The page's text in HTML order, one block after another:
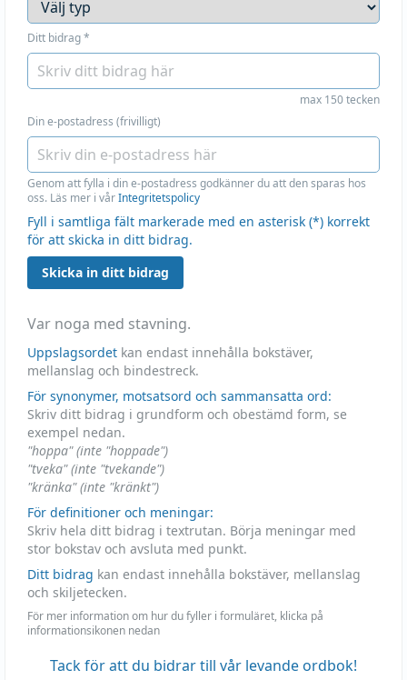
Ditt bidrag*
max 150 tecken
Din e-postadress (frivilligt)
Genom att fylla i din e-postadress godkänner du att den sparas hos
oss. Läs mer i vårIntegritetspolicy
Fyll i samtliga fält markerade med en asterisk (*) korrekt
för att skicka in ditt bidrag.
Skicka in ditt bidrag
Var noga med stavning.
Uppslagsordet kan endast innehålla bokstäver,
mellanslag och bindestreck.
För synonymer, motsatsord och sammansatta ord:
Skriv ditt bidrag i grundform och obestämd form, se
exempel nedan.
"hoppa" (inte "hoppade")
"tveka" (inte "tvekande")
"kränka" (inte "kränkt")
För definitioner och meningar:
Skriv hela ditt bidrag i textrutan. Börja meningar med
stor bokstav och avsluta med punkt.
Ditt bidrag kan endast innehålla bokstäver, mellanslag
och skiljetecken.
För mer information om hur du fyller i formuläret, klicka på
informationsikonen nedan
Tack för att du bidrar till vår levande ordbok!